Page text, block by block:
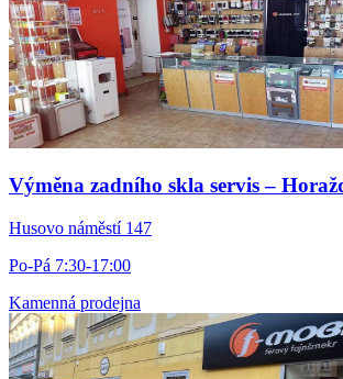
Výměna zadního skla servis –
Husovo náměstí 147
Po-Pá 7:30-17:00
Kamenná prodejna